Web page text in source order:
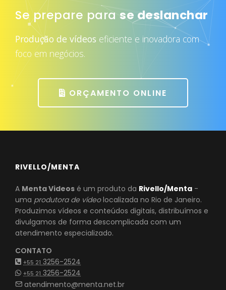
Se prepare para se deslanchar
Produção de vídeos eficiente e inovadora com
foco em negócios.
ORÇAMENTO ONLINE
RIVELLO/MENTA
A Menta Videos é um produto da Rivello/Menta -
uma produtora de vídeolocalizada no Rio de Janeiro.
Produzimos vídeos e conteúdos digitais, distribuímos e
divulgamos de forma descomplicada com um
atendimento especializado.
CONTATO
+55 213256-2524
+55 213256-2524
atendimento@menta.net.br